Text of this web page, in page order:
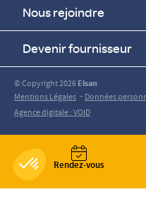
Rendez-vous
Nous rejoindre
Devenir fournisseur
© Copyright 2026Elsan
Mentions Légales -Données
Agence digitale : VOID